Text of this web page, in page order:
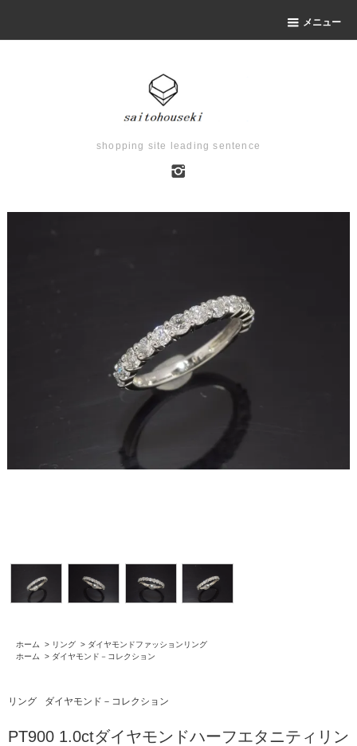
メニュー
shopping site leading sentence
ホーム > リング > ダイヤモンドファッションリング
ホーム
> ダイヤモンド－コレクション
リング ダイヤモンド－コレクション
PT900 1.0ctダイヤモンドハーフエタニティリン